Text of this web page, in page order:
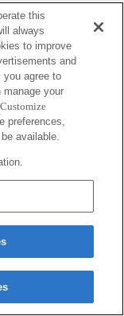
Copyright 2026 Sony Corporation
this
always
to improve
and
agree to
manage your
preferences,
available.